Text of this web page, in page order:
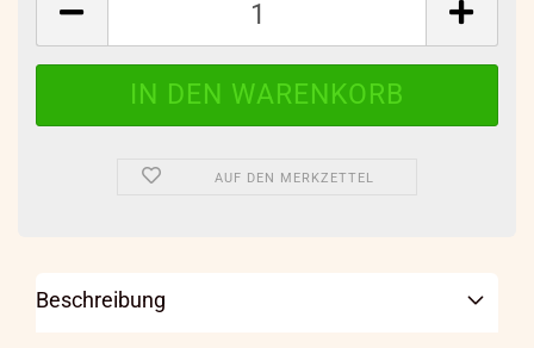
AUF DEN MERKZETTEL
Beschreibung